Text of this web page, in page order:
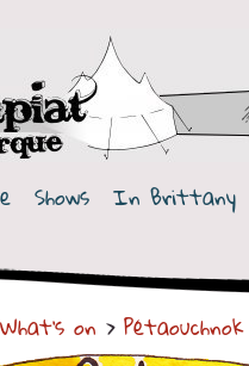
Shows In Brittany
What's on >